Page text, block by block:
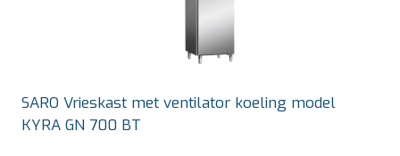
SARO Vrieskast met ventilator koeling model
KYRA GN 700 BT